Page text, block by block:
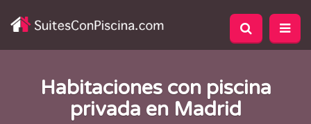
Habitaciones con piscina
privada en Madrid